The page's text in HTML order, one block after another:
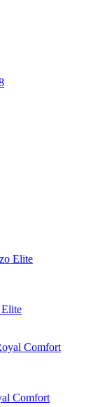
Comfort